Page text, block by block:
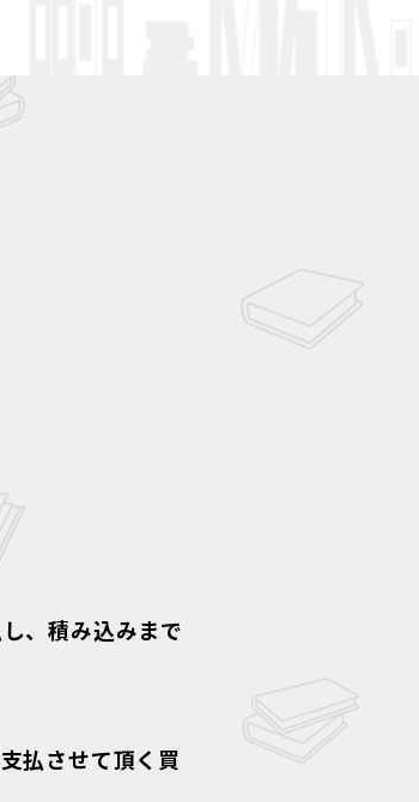
、積み込みまで
払させて頂く買